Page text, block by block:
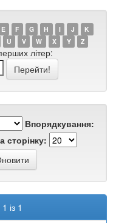
E F G H I J
K
U V W X Y Z
літер:
Впорядкування:
сторінку:
із 1